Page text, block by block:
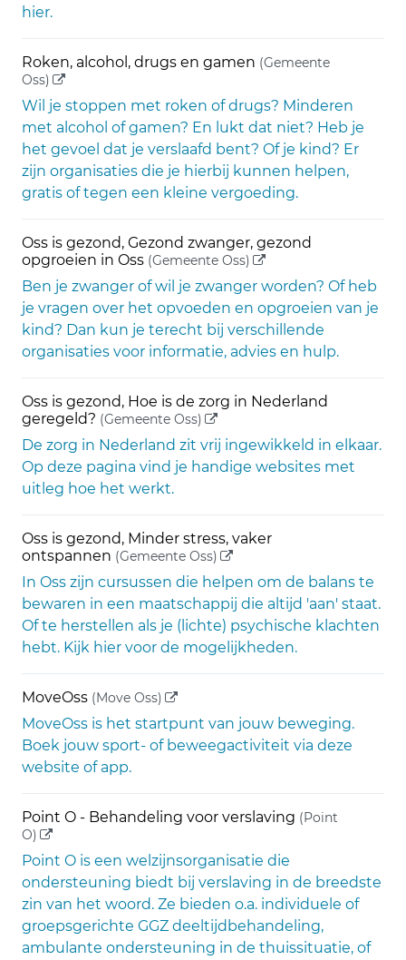
hier.
Roken, alcohol, drugs en gamen (Gemeente
Oss) (externe link)
Wil je stoppen met roken of drugs? Minderen
met alcohol of gamen? En lukt dat niet? Heb je
het gevoel dat je verslaafd bent? Of je kind? Er
zijn organisaties die je hierbij kunnen helpen,
gratis of tegen een kleine vergoeding.
Oss is gezond, Gezond zwanger, gezond
opgroeien in Oss (Gemeente Oss) (externe link)
Ben je zwanger of wil je zwanger worden? Of heb
je vragen over het opvoeden en opgroeien van je
kind? Dan kun je terecht bij verschillende
organisaties voor informatie, advies en hulp.
Oss is gezond, Hoe is de zorg in Nederland
geregeld? (Gemeente Oss) (externe link)
De zorg in Nederland zit vrij ingewikkeld in elkaar.
Op deze pagina vind je handige websites met
uitleg hoe het werkt.
Oss is gezond, Minder stress, vaker
ontspannen (Gemeente Oss) (externe link)
In Oss zijn cursussen die helpen om de balans te
bewaren in een maatschappij die altijd 'aan' staat.
Of te herstellen als je (lichte) psychische klachten
hebt. Kijk hier voor de mogelijkheden.
MoveOss (Move Oss) (externe link)
MoveOss is het startpunt van jouw beweging.
Boek jouw sport- of beweegactiviteit via deze
website of app.
Point O - Behandeling voor verslaving (Point
O) (externe link)
Point O is een welzijnsorganisatie die
ondersteuning biedt bij verslaving in de breedste
zin van het woord. Ze bieden o.a. individuele of
groepsgerichte GGZ deeltijdbehandeling,
ambulante ondersteuning in de thuissituatie, of